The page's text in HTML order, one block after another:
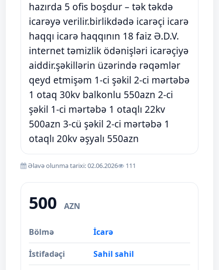
hazırda 5 ofis boşdur – tək təkdə
icarəyə verilir.birlikdədə icarəçi icarə
haqqı icarə haqqının 18 faiz Ə.D.V.
internet təmizlik ödənişləri icarəçiyə
aiddir.şəkillərin üzərində rəqəmlər
qeyd etmişəm 1-ci şəkil 2-ci mərtəbə
1 otaq 30kv balkonlu 550azn 2-ci
şəkil 1-ci mərtəbə 1 otaqlı 22kv
500azn 3-cü şəkil 2-ci mərtəbə 1
otaqlı 20kv əşyalı 550azn
Əlavə olunma tarixi: 02.06.2026 111
500 AZN
Bölmə İcarə
İstifadəçi Sahil sahil